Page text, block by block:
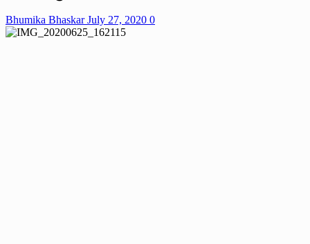
Bhumika BhaskarJuly 27, 2020 0